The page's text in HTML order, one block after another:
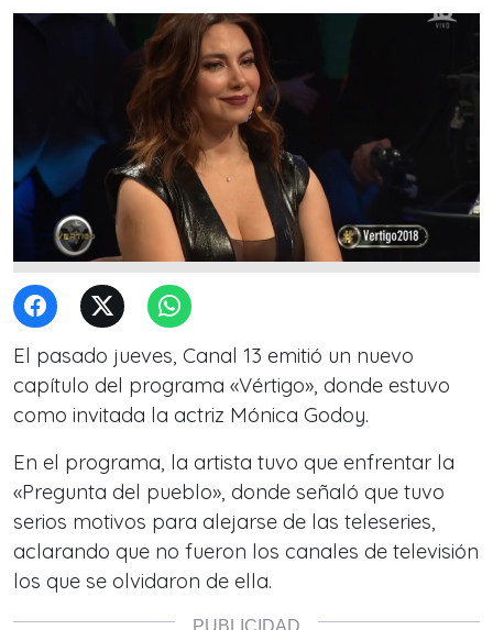
El pasado jueves, Canal 13 emitió un nuevo
capítulo del programa «Vértigo», donde estuvo
como invitada la actriz Mónica Godoy.
En el programa, la artista tuvo que enfrentar la
«Pregunta del pueblo», donde señaló que tuvo
serios motivos para alejarse de las teleseries,
aclarando que no fueron los canales de televisión
los que se olvidaron de ella.